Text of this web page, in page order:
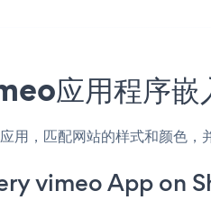
应用程序嵌
，匹配网站的样式和颜色
vimeo App on